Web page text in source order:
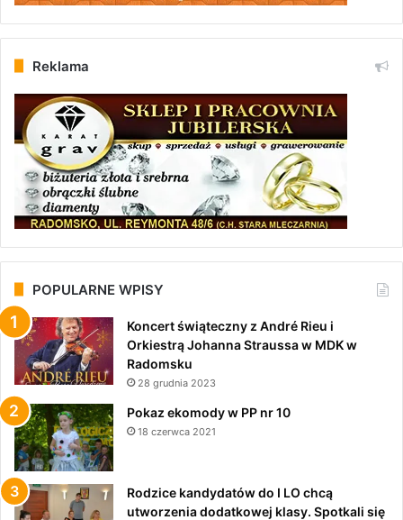
Reklama
POPULARNE WPISY
Koncert świąteczny z André Rieu i
Orkiestrą Johanna Straussa w MDK w
Radomsku
28 grudnia 2023
Pokaz ekomody w PP nr 10
18 czerwca 2021
Rodzice kandydatów do I LO chcą
utworzenia dodatkowej klasy. Spotkali się